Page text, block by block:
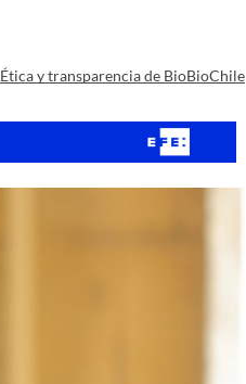
Ética y transparencia de BioBioChile